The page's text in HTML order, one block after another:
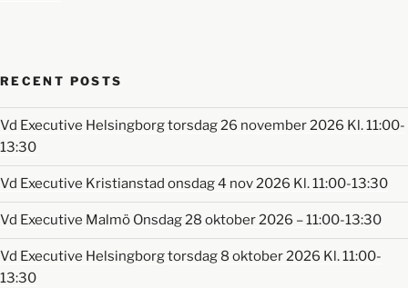
RECENT POSTS
Vd Executive Helsingborg torsdag 26 november 2026 Kl. 11:00-
13:30
Vd Executive Kristianstad onsdag 4 nov 2026 Kl. 11:00-13:30
Vd Executive Malmö Onsdag 28 oktober 2026 – 11:00-13:30
Vd Executive Helsingborg torsdag 8 oktober 2026 Kl. 11:00-
13:30